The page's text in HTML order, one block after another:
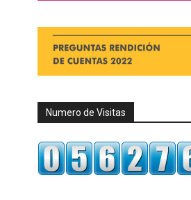
Numero de Visitas